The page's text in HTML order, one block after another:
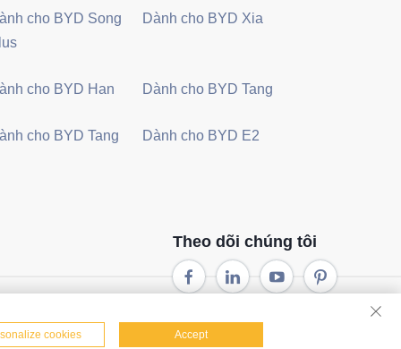
cho BYD Song
Dành cho BYD Xia
cho BYD Han Dành cho BYD Tang
cho BYD Tang
Dành cho BYD E2
Theo dõi chúng tôi
cả các quyền được bảo lưu. -
cookies Accept